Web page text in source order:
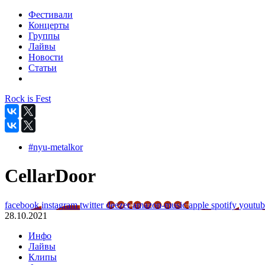
Фестивали
Концерты
Группы
Лайвы
Новости
Статьи
Rock is Fest
#nyu-metalkor
CellarDoor
facebookinstagramtwitterdeezeramazon-musicapple spotify
28.10.2021
Инфо
Лайвы
Клипы